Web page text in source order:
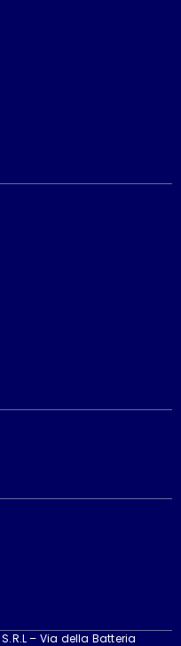
S.R.L – Via della Batteria